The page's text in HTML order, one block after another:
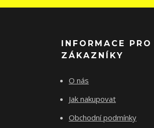
INFORMACE PRO
ZÁKAZNÍKY
O nás
Jak nakupovat
Obchodní podmínky